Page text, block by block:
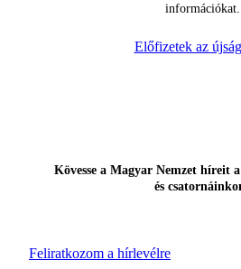
információkat.
Előfizetek az
Feliratkozom a hírlevélre
Kövesse a Magyar Nemzet híreit
és